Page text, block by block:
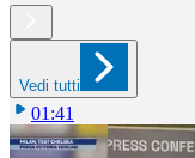
Vedi tutti
01:41